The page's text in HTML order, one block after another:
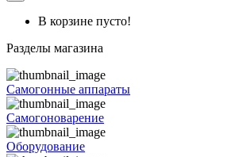
В корзине пусто!
Разделы магазина
Самогонные аппараты
Самогоноварение
Оборудование